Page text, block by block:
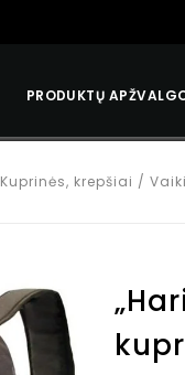
PRODUKTŲ
Kuprinės, krepšiai /